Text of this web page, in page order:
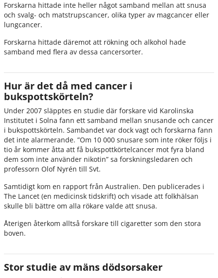
Forskarna hittade inte heller något samband mellan att snusa
och svalg- och matstrupscancer, olika typer av magcancer eller
lungcancer.
Forskarna hittade däremot att rökning och alkohol hade
samband med flera av dessa cancersorter.
Hur är det då med cancer i
bukspottskörteln?
Under 2007 släpptes en studie där forskare vid Karolinska
Institutet i Solna fann ett samband mellan snusande och cancer
i bukspottskörteln. Sambandet var dock vagt och forskarna fann
det inte alarmerande. ”Om 10 000 snusare som inte röker följs i
tio år kommer åtta att få bukspottkörtelcancer mot fyra bland
dem som inte använder nikotin” sa forskningsledaren och
professorn Olof Nyrén till Svt.
Samtidigt kom en rapport från Australien. Den publicerades i
The Lancet (en medicinsk tidskrift) och visade att folkhälsan
skulle bli bättre om alla rökare valde att snusa.
Återigen återkom alltså forskare till cigaretter som den stora
boven.
Stor studie av mäns dödsorsaker